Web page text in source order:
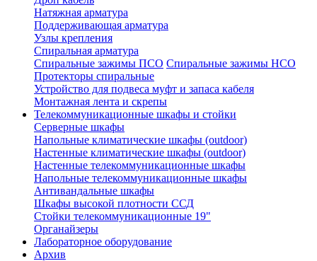
Натяжная арматура
Поддерживающая арматура
Узлы крепления
Спиральная арматура
Спиральные зажимы ПСО Спиральные зажимы НСО
Протекторы спиральные
Устройство для подвеса муфт и запаса кабеля
Монтажная лента и скрепы
Телекоммуникационные шкафы и стойки
Серверные шкафы
Напольные климатические шкафы (outdoor)
Настенные климатические шкафы (outdoor)
Настенные телекоммуникационные шкафы
Напольные телекоммуникационные шкафы
Антивандальные шкафы
Шкафы высокой плотности ССД
Стойки телекоммуникационные 19"
Органайзеры
Лабораторное оборудование
Архив